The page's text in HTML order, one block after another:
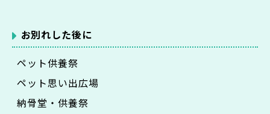
お別れした後に
ペット供養祭
ペット思い出広場
納骨堂・供養祭